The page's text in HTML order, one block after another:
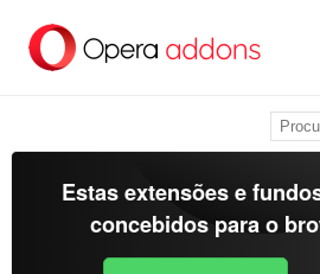
para
Estas extensões e
concebidos para o